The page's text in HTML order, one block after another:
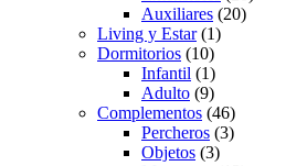
Auxiliares (20)
Living y Estar(1)
Dormitorios (10)
Infantil (1)
Adulto (9)
Complementos (46)
Percheros (3)
Objetos (3)